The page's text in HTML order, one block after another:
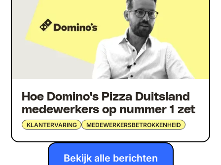
Hoe Domino's Pizza Duitsland
medewerkers op nummer 1 zet
KLANTERVARING MEDEWERKERSBETROKKENHEID
Bekijk alle berichten